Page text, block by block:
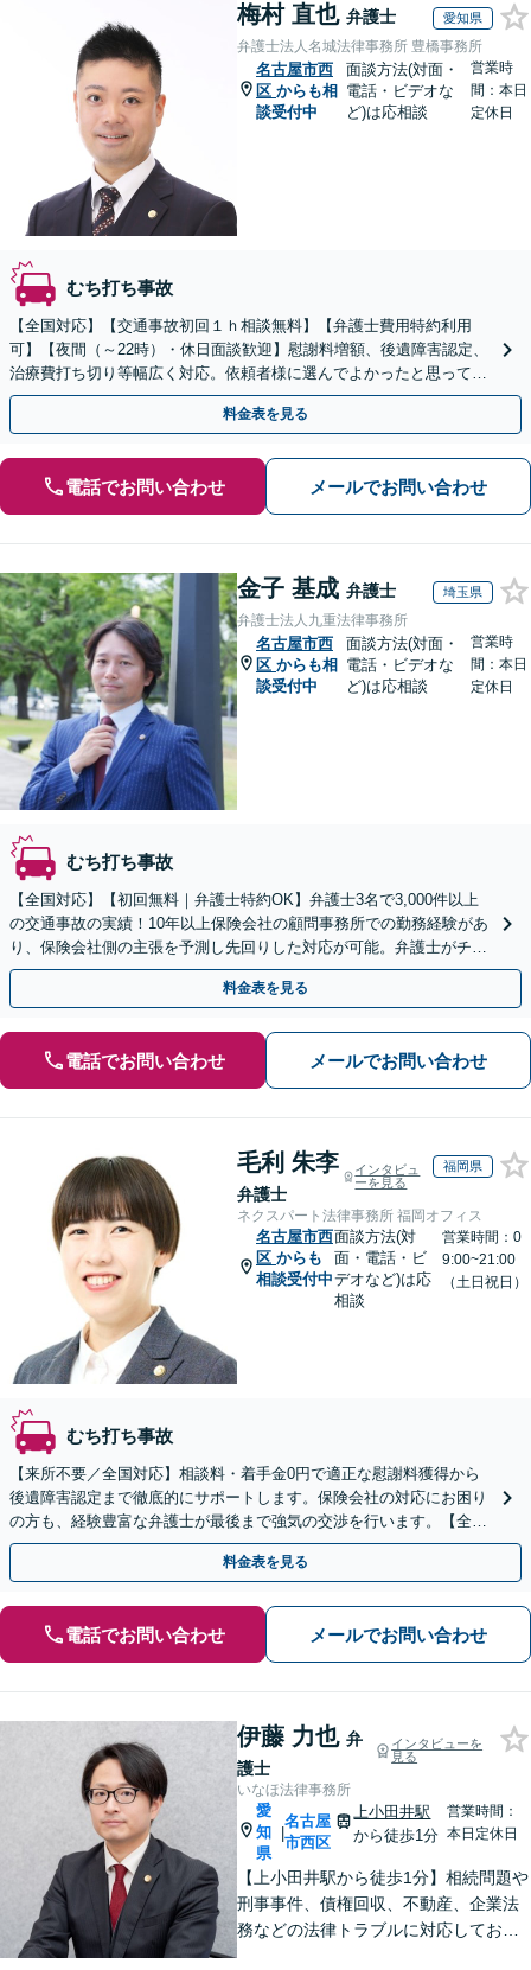
梅村 直也 弁護士 愛知県
弁護士法人名城法律事務所 豊橋事務所
名古屋市西
区 からも相
談受付中
面談方法(対面・
電話・ビデオな
ど)は応相談
営業時
間：本日
定休日
むち打ち事故
【全国対応】【交通事故初回１ｈ相談無料】【弁護士費用特約利用
可】【夜間（～22時）・休日面談歓迎】慰謝料増額、後遺障害認定、
治療費打ち切り等幅広く対応。依頼者様に選んでよかったと思っても
らえるよう尽力します。ぜひご相談ください。
料金表を見る
電話でお問い合わせ メールでお問い合わせ
金子 基成 弁護士 埼玉県
弁護士法人九重法律事務所
名古屋市西
区 からも相
談受付中
面談方法(対面・
電話・ビデオな
ど)は応相談
営業時
間：本日
定休日
むち打ち事故
【全国対応】【初回無料｜弁護士特約OK】弁護士3名で3,000件以上
の交通事故の実績！10年以上保険会社の顧問事務所での勤務経験があ
り、保険会社側の主張を予測し先回りした対応が可能。弁護士がチー
ムとなり示談交渉、休業損害、後遺障害等に対応。
料金表を見る
電話でお問い合わせ メールでお問い合わせ
毛利 朱李
弁護士
インタビュ
ーを見る
福岡県
ネクスパート法律事務所 福岡オフィス
名古屋市西
区 からも
相談受付中
面談方法(対
面・電話・ビ
デオなど)は応
相談
営業時間：0
9:00~21:00
（土日祝日）
むち打ち事故
【来所不要／全国対応】相談料・着手金0円で適正な慰謝料獲得から
後遺障害認定まで徹底的にサポートします。保険会社の対応にお困り
の方も、経験豊富な弁護士が最後まで強気の交渉を行います。【全国
13拠点】お気軽にご相談ください。
料金表を見る
電話でお問い合わせ メールでお問い合わせ
伊藤 力也 弁
護士
インタビューを
見る
いなほ法律事務所
愛
知
県
|
名古屋
市西区
上小田井駅
から徒歩1分
営業時間：
本日定休日
【上小田井駅から徒歩1分】相続問題や
刑事事件、債権回収、不動産、企業法
務などの法律トラブルに対応しており